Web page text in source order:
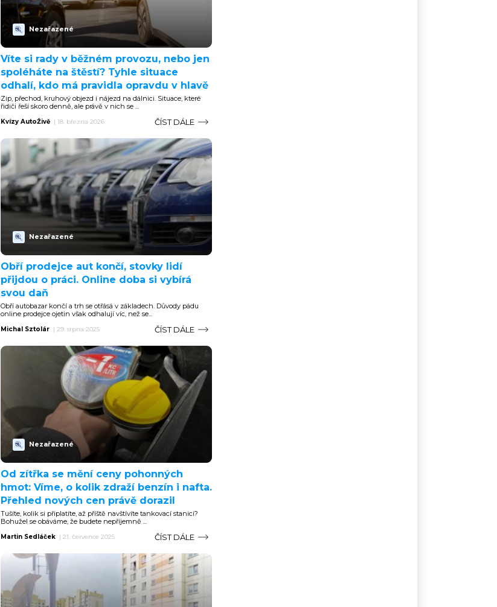
Nezařazené
Víte si rady v běžném provozu, nebo jen
spoléháte na štěstí? Tyhle situace
odhalí, kdo má pravidla opravdu v hlavě
Zip, přechod, kruhový objezd i nájezd na dálnici. Situace, které
řidiči řeší skoro denně, ale právě v nich se ...
Kvízy AutoŽivě | 18. března 2026 ČÍST DÁLE
Nezařazené
Obří prodejce aut končí, stovky lidí
přijdou o práci. Online doba si vybírá
svou daň
Obří autobazar končí a trh se otřásá v základech. Důvody pádu
online prodejce ojetin však odhalují víc, než se...
Michal Sztolár | 29. srpna 2025 ČÍST DÁLE
Nezařazené
Od zítřka se mění ceny pohonných
hmot: Víme, o kolik zdraží benzín i nafta.
Přehled nových cen právě dorazil
Tušíte, kolik si připlatíte, až příště navštívíte tankovací stanici?
Bohužel se obáváme, že budete nepříjemně ...
Martin Sedláček | 21. července 2025 ČÍST DÁLE